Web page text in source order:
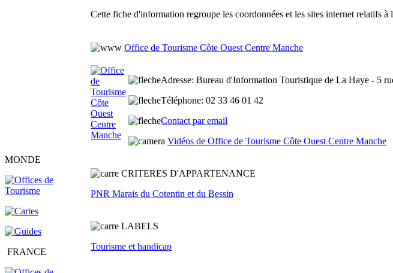
MONDE
FRANCE
Cette fiche d'information regroupe les coordonnées et les sites internet relatifs
Office de Tourisme Côte Ouest Centre Manche
Adresse: Bureau d'Information Touristique de La Haye - 5
Téléphone: 02 33 46 01 42
Contact par email
Vidéos de Office de Tourisme Côte Ouest Centre Manche
CRITERES D'APPARTENANCE
PNR Marais du Cotentin et du Bessin
LABELS
Tourisme et handicap